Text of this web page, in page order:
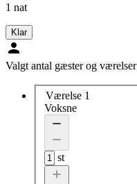
1 nat
Klar
Valgt antal gæster og værelser
Værelse 1
Voksne
st